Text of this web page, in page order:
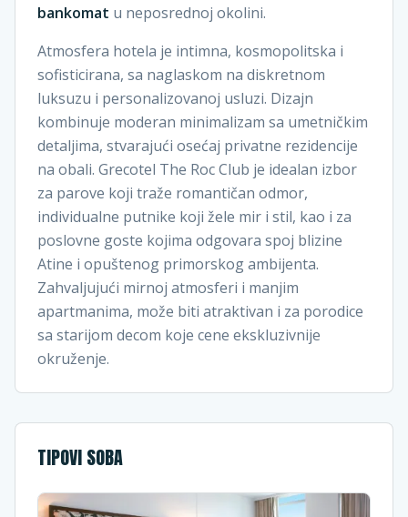
bankomat u neposrednoj okolini.
Atmosfera hotela je intimna, kosmopolitska i
sofisticirana, sa naglaskom na diskretnom
luksuzu i personalizovanoj usluzi. Dizajn
kombinuje moderan minimalizam sa umetničkim
detaljima, stvarajući osećaj privatne rezidencije
na obali. Grecotel The Roc Club je idealan izbor
za parove koji traže romantičan odmor,
individualne putnike koji žele mir i stil, kao i za
poslovne goste kojima odgovara spoj blizine
Atine i opuštenog primorskog ambijenta.
Zahvaljujući mirnoj atmosferi i manjim
apartmanima, može biti atraktivan i za porodice
sa starijom decom koje cene ekskluzivnije
okruženje.
TIPOVI SOBA